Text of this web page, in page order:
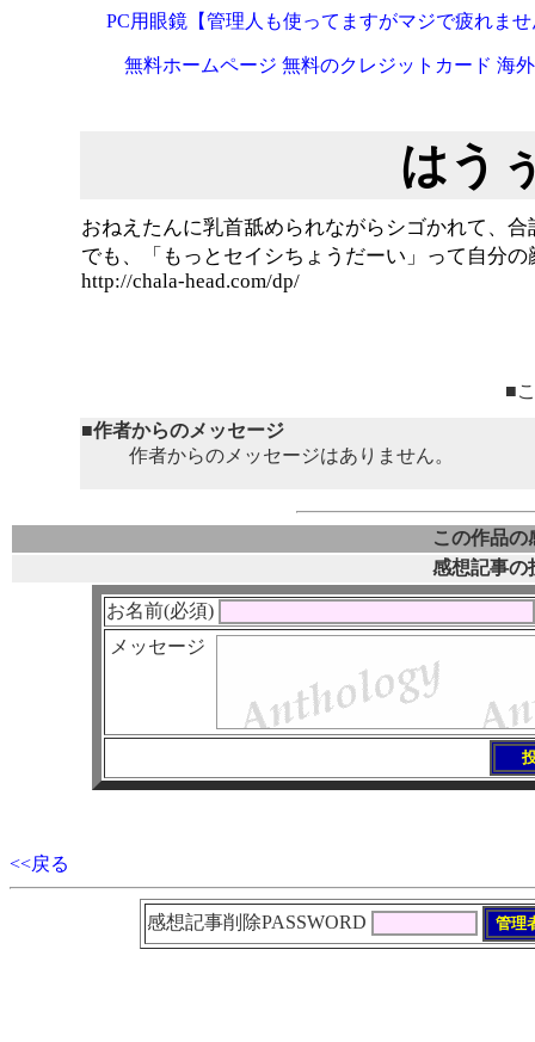
PC用眼鏡【管理人も使ってますがマジで疲れませ
無料ホームページ 無料のクレジットカード 海
はう
おねえたんに乳首舐められながらシゴかれて、
でも、「もっとセイシちょうだーい」って自分
http://chala-head.com/dp/
■
■作者からのメッセージ
作者からのメッセージはありません。
この作品の
感想記事の
お名前(必須)
メッセージ
<<戻る
感想記事削除PASSWORD